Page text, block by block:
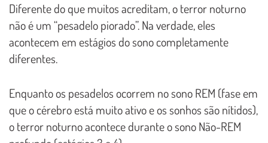
Diferente do que muitos acreditam, o terror noturno
não é um “pesadelo piorado”. Na verdade, eles
acontecem em estágios do sono completamente
diferentes.
Enquanto os pesadelos ocorrem no sono REM (fase em
que o cérebro está muito ativo e os sonhos são nítidos),
o terror noturno acontece durante o sono Não-REM